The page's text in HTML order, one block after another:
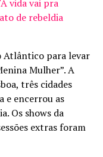
vida vai pra
de rebeldia
Atlântico para levar
Mulher”. A
três cidades
e encerrou as
Os shows da
extras foram